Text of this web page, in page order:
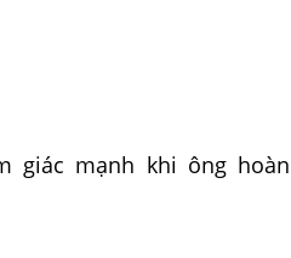
giác mạnh khi ông hoàn